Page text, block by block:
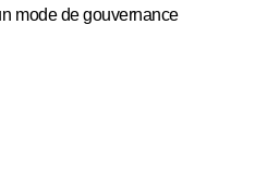
mode de gouvernance